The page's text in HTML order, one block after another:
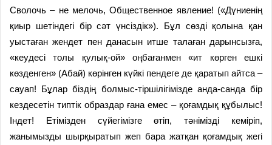
Сволочь – не мелочь, Общественное явление! («Дүниенің
қиыр шетіндегі бір сәт үнсіздік»). Бұл сөзді қолына қан
уыстаған жендет пен данасын итше талаған дарынсызға,
«кеудесі толы қулық-ой» оңбағанмен «ит көрген ешкі
көзденген» (Абай) көрінген күйкі пендеге де қаратып айтса –
сауап! Бұлар біздің болмыс-тіршілігімізде анда-санда бір
кездесетін типтік образдар ғана емес – қоғамдық құбылыс!
Індет! Етімізден сүйегімізге өтіп, тәнімізді кеміріп,
жанымызды шырқыратып жеп бара жатқан қоғамдық жегі